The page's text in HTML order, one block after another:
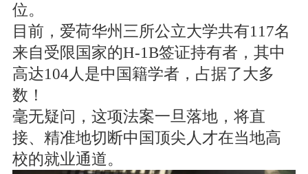
位。
目前，爱荷华州三所公立大学共有117名
来自受限国家的H-1B签证持有者，其中
高达104人是中国籍学者，占据了大多
数！
毫无疑问，这项法案一旦落地，将直
接、精准地切断中国顶尖人才在当地高
校的就业通道。